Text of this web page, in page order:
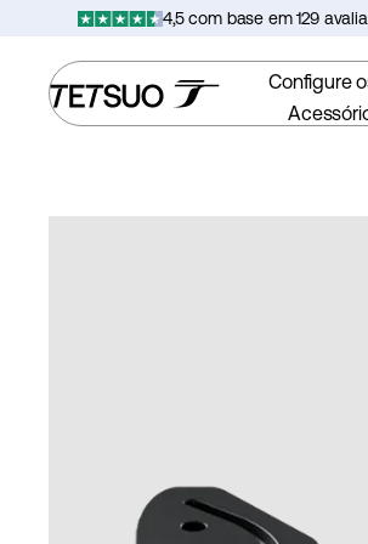
conteúdo
4,5 com base em 129
Configure